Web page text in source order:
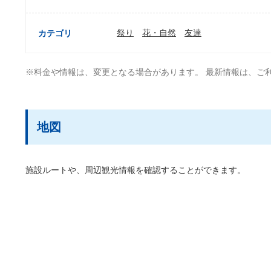
カテゴリ 祭り 花・自然 友達
※料金や情報は、変更となる場合があります。 最新情報は、ご
地図
施設ルートや、周辺観光情報を確認することができます。